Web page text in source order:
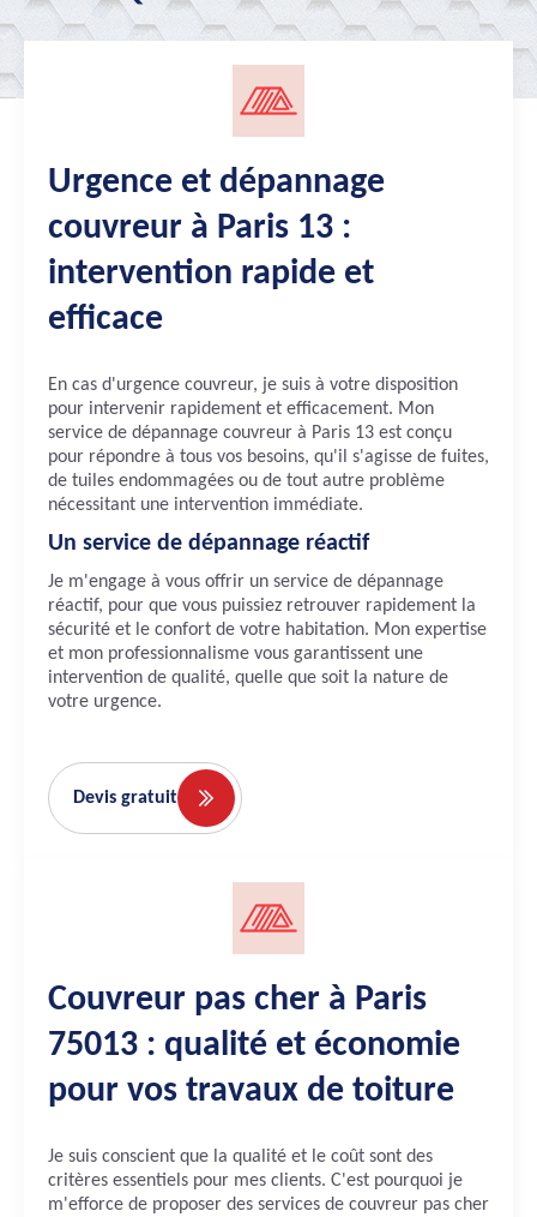
Urgence et dépannage
couvreur à Paris 13 :
intervention rapide et
efficace
En cas d'urgence couvreur, je suis à votre disposition
pour intervenir rapidement et efficacement. Mon
service de dépannage couvreur à Paris 13 est conçu
pour répondre à tous vos besoins, qu'il s'agisse de fuites,
de tuiles endommagées ou de tout autre problème
nécessitant une intervention immédiate.
Un service de dépannage réactif
Je m'engage à vous offrir un service de dépannage
réactif, pour que vous puissiez retrouver rapidement la
sécurité et le confort de votre habitation. Mon expertise
et mon professionnalisme vous garantissent une
intervention de qualité, quelle que soit la nature de
votre urgence.
Devis gratuit
Couvreur pas cher à Paris
75013 : qualité et économie
pour vos travaux de toiture
Je suis conscient que la qualité et le coût sont des
critères essentiels pour mes clients. C'est pourquoi je
m'efforce de proposer des services de couvreur pas cher